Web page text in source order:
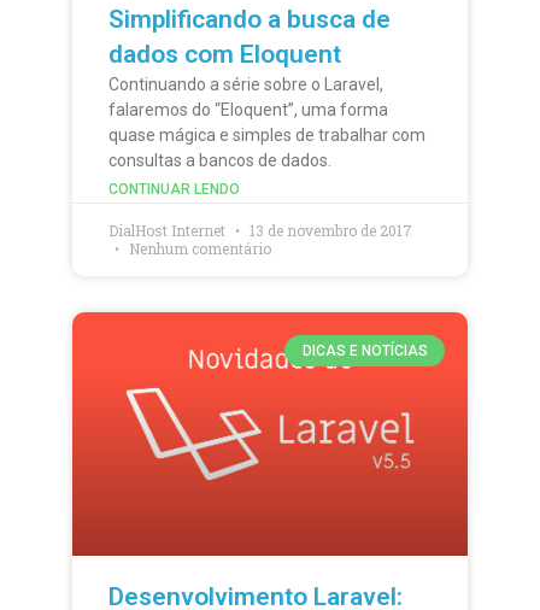
Simplificando a busca de
dados com Eloquent
Continuando a série sobre o Laravel,
falaremos do “Eloquent”, uma forma
quase mágica e simples de trabalhar com
consultas a bancos de dados.
CONTINUAR LENDO
DialHost Internet
13 de novembro de 2017
Nenhum comentário
DICAS E NOTÍCIAS
Desenvolvimento Laravel: